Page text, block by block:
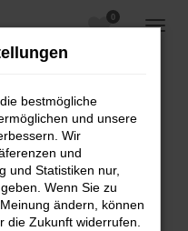
0
helfen können:
bestmögliche
und unsere
Wir
und
und Statistiken nur,
Wenn Sie zu
ändern, können
die Zukunft widerrufen.